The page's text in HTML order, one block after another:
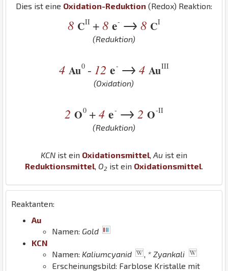
Dies ist eine Oxidation-Reduktion (Redox) Reaktion:
8 CII +8 e- → 8 CI
(Reduktion)
4 Au0 - 12 e- → 4 AuIII
(Oxidation)
2 O0 + 4 e- → 2 O-II
(Reduktion)
KCN ist ein Oxidationsmittel Au ist ein
Reduktionsmittel O2 ist ein Oxidationsmittel
Reaktanten:
Au
Namen: Gold
KCN
Namen: Kaliumcyanid
* Zyankali
Erscheinungsbild: Farblose Kristalle mit